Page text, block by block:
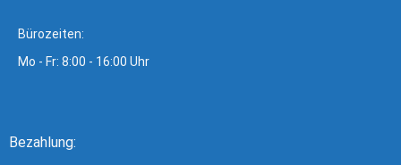
Bürozeiten:
Mo - Fr: 8:00 - 16:00 Uhr
Bezahlung: